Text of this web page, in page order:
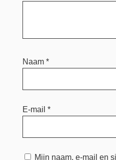
Naam *
E-mail *
Mijn naam, e-mail en